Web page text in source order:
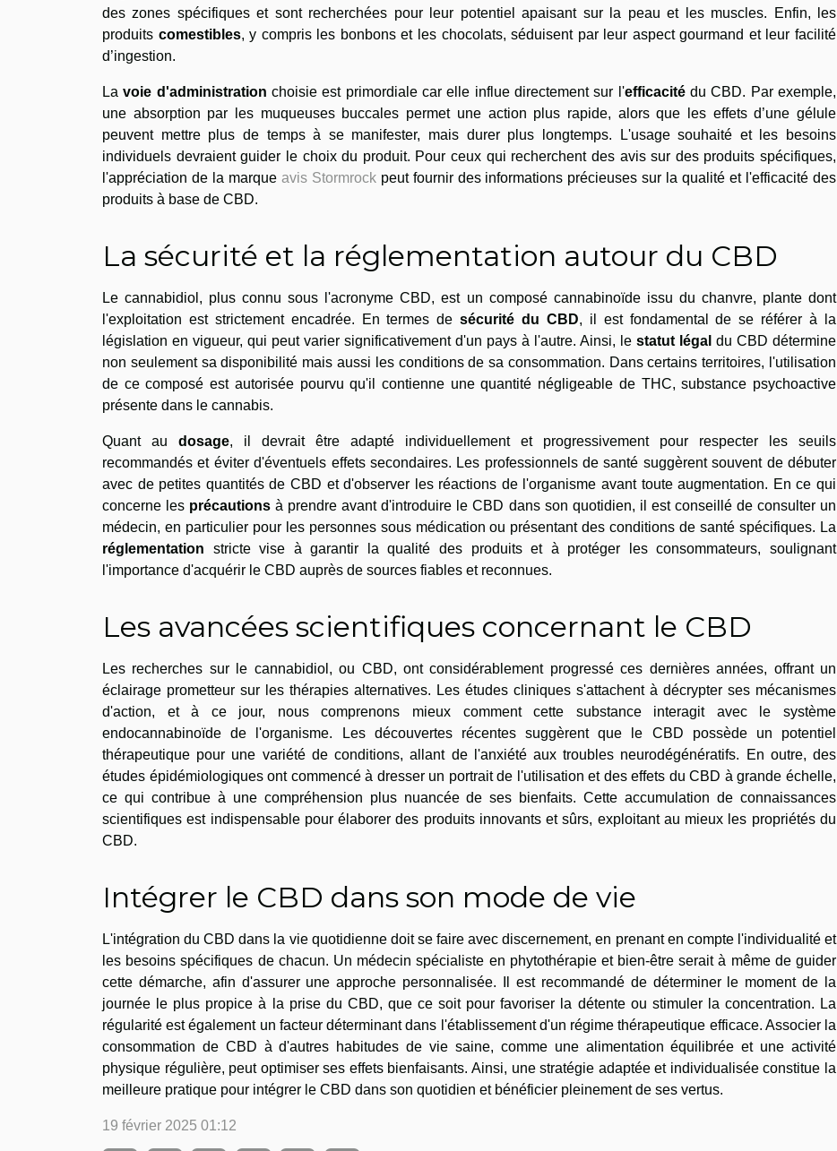
des zones spécifiques et sont recherchées pour leur potentiel apaisant sur la peau et les muscles. Enfin, les
produits comestibles, y compris les bonbons et les chocolats, séduisent par leur aspect gourmand et leur facilité
d’ingestion.
Lavoie d'administration choisie est primordiale car elle influe directement sur l'efficacitédu CBD. Par exemple,
une absorption par les muqueuses buccales permet une action plus rapide, alors que les effets d’une gélule
peuvent mettre plus de temps à se manifester, mais durer plus longtemps. L'usage souhaité et les besoins
individuels devraient guider le choix du produit. Pour ceux qui recherchent des avis sur des produits spécifiques,
l'appréciation de la marque avis Stormrockpeut fournir des informations précieuses sur la qualité et l'efficacité des
produits à base de CBD.
La sécurité et la réglementation autour du CBD
Le cannabidiol, plus connu sous l'acronyme CBD, est un composé cannabinoïde issu du chanvre, plante dont
l'exploitation est strictement encadrée. En termes desécurité du CBD, il est fondamental de se référer à la
législation en vigueur, qui peut varier significativement d'un pays à l'autre. Ainsi, le statut légal du CBD détermine
non seulement sa disponibilité mais aussi les conditions de sa consommation. Dans certains territoires, l'utilisation
de ce composé est autorisée pourvu qu'il contienne une quantité négligeable de THC, substance psychoactive
présente dans le cannabis.
Quant au dosage, il devrait être adapté individuellement et progressivement pour respecter les seuils
recommandés et éviter d'éventuels effets secondaires. Les professionnels de santé suggèrent souvent de débuter
avec de petites quantités de CBD et d'observer les réactions de l'organisme avant toute augmentation. En ce qui
concerne les précautions à prendre avant d'introduire le CBD dans son quotidien, il est conseillé de consulter un
médecin, en particulier pour les personnes sous médication ou présentant des conditions de santé spécifiques. La
réglementation stricte vise à garantir la qualité des produits et à protéger les consommateurs, soulignant
l'importance d'acquérir le CBD auprès de sources fiables et reconnues.
Les avancées scientifiques concernant le CBD
Les recherches sur le cannabidiol, ou CBD, ont considérablement progressé ces dernières années, offrant un
éclairage prometteur sur les thérapies alternatives. Les études cliniques s'attachent à décrypter ses mécanismes
d'action, et à ce jour, nous comprenons mieux comment cette substance interagit avec le système
endocannabinoïde de l'organisme. Les découvertes récentes suggèrent que le CBD possède un potentiel
thérapeutique pour une variété de conditions, allant de l'anxiété aux troubles neurodégénératifs. En outre, des
études épidémiologiques ont commencé à dresser un portrait de l'utilisation et des effets du CBD à grande échelle,
ce qui contribue à une compréhension plus nuancée de ses bienfaits. Cette accumulation de connaissances
scientifiques est indispensable pour élaborer des produits innovants et sûrs, exploitant au mieux les propriétés du
CBD.
Intégrer le CBD dans son mode de vie
L'intégration du CBD dans la vie quotidienne doit se faire avec discernement, en prenant en compte l'individualité et
les besoins spécifiques de chacun. Un médecin spécialiste en phytothérapie et bien-être serait à même de guider
cette démarche, afin d'assurer une approche personnalisée. Il est recommandé de déterminer le moment de la
journée le plus propice à la prise du CBD, que ce soit pour favoriser la détente ou stimuler la concentration. La
régularité est également un facteur déterminant dans l'établissement d'un régime thérapeutique efficace. Associer la
consommation de CBD à d'autres habitudes de vie saine, comme une alimentation équilibrée et une activité
physique régulière, peut optimiser ses effets bienfaisants. Ainsi, une stratégie adaptée et individualisée constitue la
meilleure pratique pour intégrer le CBD dans son quotidien et bénéficier pleinement de ses vertus.
19 février 2025 01:12